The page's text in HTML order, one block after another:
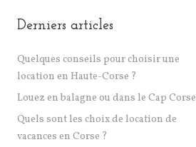
Derniers articles
Quelques conseils pour choisir une
location en Haute-Corse ?
Louez en balagne ou dans le Cap Corse
Quels sont les choix de location de
vacances en Corse ?